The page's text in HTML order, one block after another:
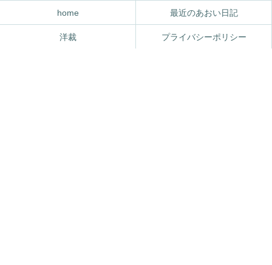
home 最近のあおい日記
洋裁 プライバシーポリシー